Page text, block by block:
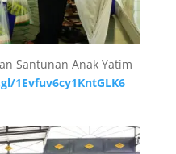
Santunan Anak Yatim
1Evfuv6cy1KntGLK6